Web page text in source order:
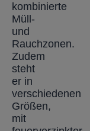
kombinierte
Müll-
und
Rauchzonen.
Zudem
steht
er in
verschiedenen
Größen,
mit